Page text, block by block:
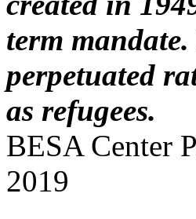
term
perpetuated
as refugees.
BESA Center
2019